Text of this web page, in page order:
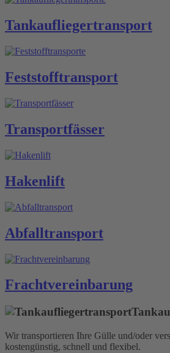
Tankauflieger­transport
Feststoff­transport
Transport­fässer
Hakenlift
Abfall­transport
Fracht­vereinbarung
Wir transportieren Ihre Gülle und/oder
kostengünstig, schnell und flexibel.